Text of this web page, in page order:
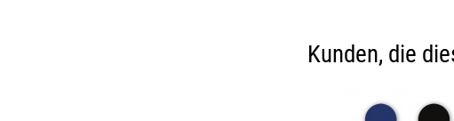
Kunden, die